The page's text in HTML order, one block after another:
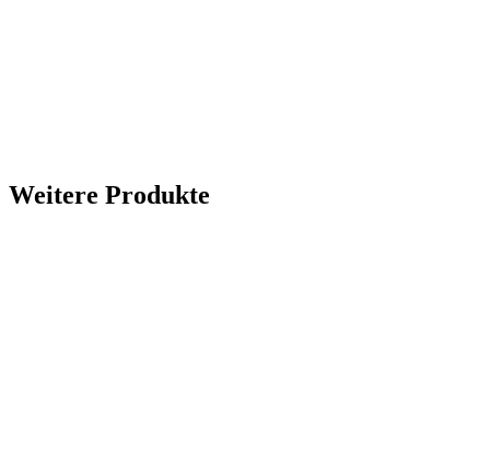
Weitere Produkte